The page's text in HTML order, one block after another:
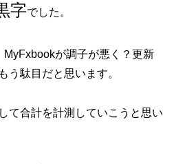
字でした。
が調子が悪く？更新
う駄目だと思います。
て合計を計測していこうと思い